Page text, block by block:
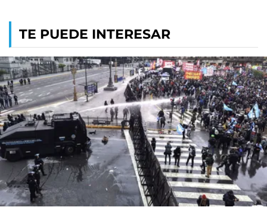
TE PUEDE INTERESAR